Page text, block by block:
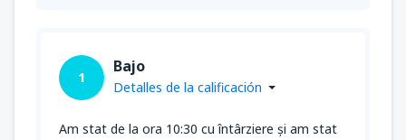
1
Bajo
Detalles de la calificación
Am stat de la ora 10:30 cu întârziere și am stat